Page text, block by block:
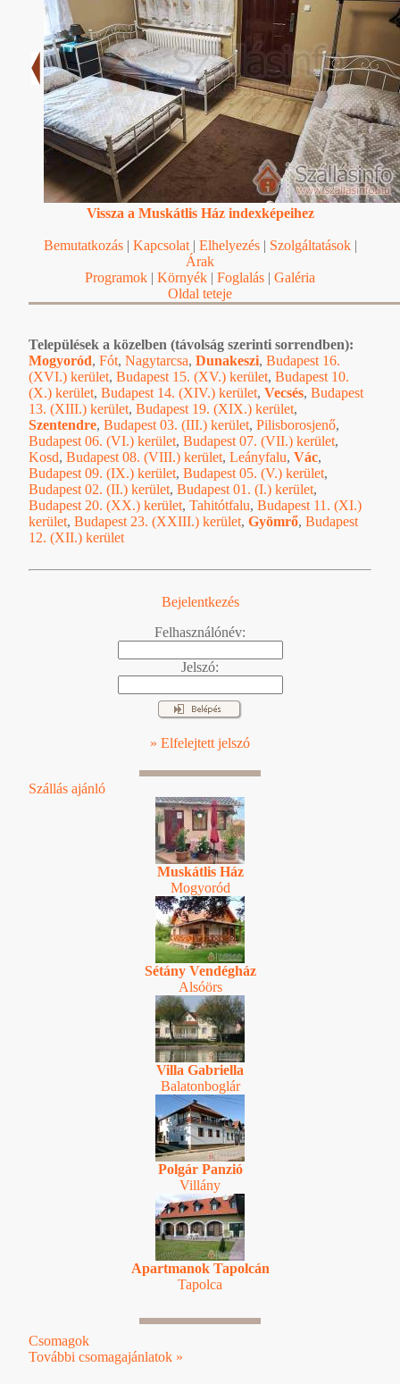
Vissza a Muskátlis Ház indexképeihez
Bemutatkozás| Kapcsolat| Elhelyezés| Szolgáltatások|
Árak
Programok | Környék | Foglalás | Galéria
Oldal teteje
Települések a közelben (távolság szerinti sorrendben):
Mogyoród, Fót, Nagytarcsa, Dunakeszi, Budapest 16.
(XVI.) kerület, Budapest 15. (XV.) kerület, Budapest 10.
(X.) kerület, Budapest 14. (XIV.) kerület, Vecsés, Budapest
13. (XIII.) kerület, Budapest 19. (XIX.) kerület,
Szentendre, Budapest 03. (III.) kerület, Pilisborosjenő,
Budapest 06. (VI.) kerület, Budapest 07. (VII.) kerület,
Kosd, Budapest 08. (VIII.) kerület, Leányfalu, Vác,
Budapest 09. (IX.) kerület, Budapest 05. (V.) kerület,
Budapest 02. (II.) kerület, Budapest 01. (I.) kerület,
Budapest 20. (XX.) kerület, Tahitótfalu, Budapest 11. (XI.)
kerület, Budapest 23. (XXIII.) kerület, Gyömrő, Budapest
12. (XII.) kerület
Bejelentkezés
Felhasználónév:
Jelszó:
» Elfelejtett jelszó
Szállás ajánló
Muskátlis Ház
Mogyoród
Sétány Vendégház
Alsóörs
Villa Gabriella
Balatonboglár
Polgár Panzió
Villány
Apartmanok Tapolcán
Tapolca
Csomagok
További csomagajánlatok »